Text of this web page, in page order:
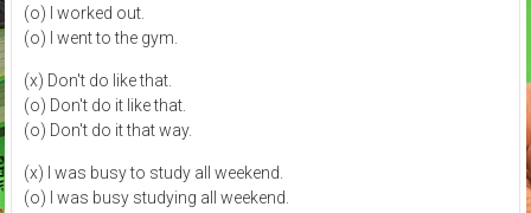
(o) I worked out.
(o) I went to the gym.
(x) Don't do like that.
(o) Don't do it like that.
(o) Don't do it that way.
(x) I was busy to study all weekend.
(o) I was busy studying all weekend.